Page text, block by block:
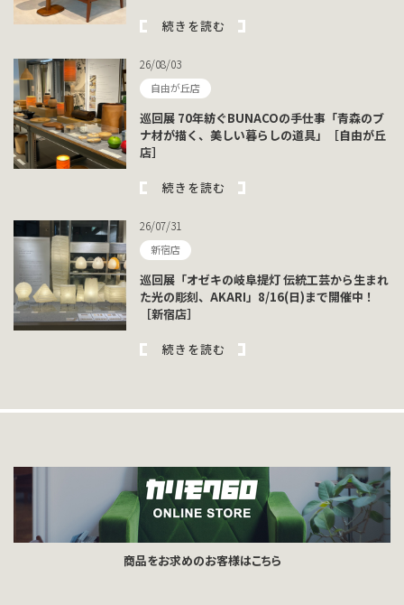
続きを読む
26/08/03
自由が丘店
巡回展 70年紡ぐBUNACOの手仕事「青森のブ
ナ材が描く、美しい暮らしの道具」［自由が丘
店］
続きを読む
26/07/31
新宿店
巡回展「オゼキの岐阜提灯 伝統工芸から生まれ
た光の彫刻、AKARI」8/16(日)まで開催中！
［新宿店］
続きを読む
商品をお求めのお客様はこちら